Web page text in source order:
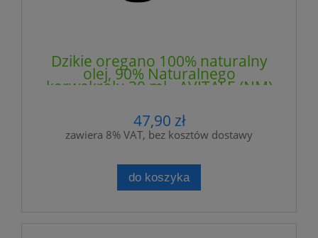
Dzikie oregano 100% naturalny
olej, 90% Naturalnego
karwakrolu 30 ml - AVITALE (NM)
47,90 zł
zawiera 8% VAT, bez kosztów dostawy
do koszyka